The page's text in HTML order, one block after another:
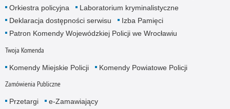
Orkiestra policyjna
Laboratorium kryminalistyczne
Deklaracja dostępności serwisu
Izba Pamięci
Patron Komendy Wojewódzkiej Policji we Wrocławiu
Twoja Komenda
Komendy Miejskie Policji Komendy Powiatowe Policji
Zamówienia Publiczne
Przetargi
e-Zamawiający